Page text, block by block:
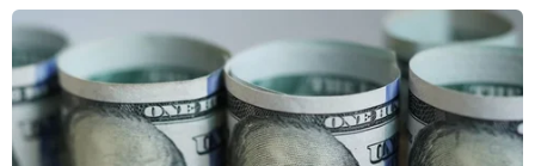
05/08/2026 07:15
Nhận định Philippines vs
Thái Lan: Madam Pang treo thưởng
tiền tỷ, "Voi chiến" quyết thắng